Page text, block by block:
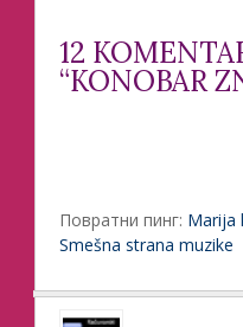
12
“KONOBAR
Повратни пинг: Marija
Smešna strana muzike